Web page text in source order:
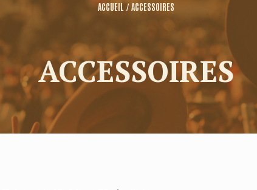
Bénévoles
Partenaires
Emplois
ACCUEIL /ACCESSOIRES
ACCESSOIRES